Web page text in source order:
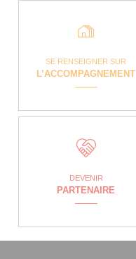
SE RENSEIGNER SUR
L’ACCOMPAGNEMENT
DEVENIR
PARTENAIRE